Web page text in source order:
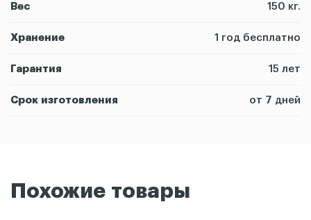
Вес 150 кг.
Хранение 1 год бесплатно
Гарантия 15 лет
Срок изготовления от 7 дней
Похожие товары